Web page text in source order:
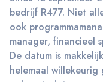
bedrijf R477. Niet
ook
manager, financieel
De datum is
helemaal